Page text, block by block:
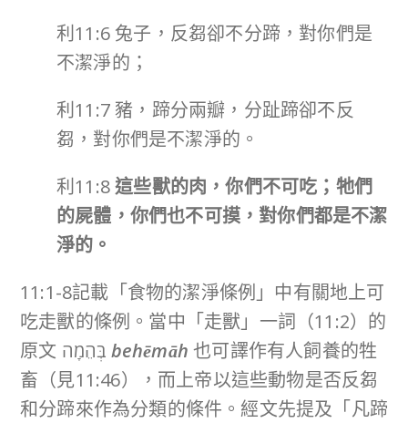
利11:6 兔子，反芻卻不分蹄，對你們是
不潔淨的；
利11:7 豬，蹄分兩瓣，分趾蹄卻不反
芻，對你們是不潔淨的。
利11:8這些獸的肉，你們不可吃；牠們
的屍體，你們也不可摸，對你們都是不潔
淨的。
11:1-8記載「食物的潔淨條例」中有關地上可
吃走獸的條例。當中「走獸」一詞（11:2）的
behēmāh也可譯作有人飼養的牲
畜（見11:46），而上帝以這些動物是否反芻
和分蹄來作為分類的條件。經文先提及「凡蹄